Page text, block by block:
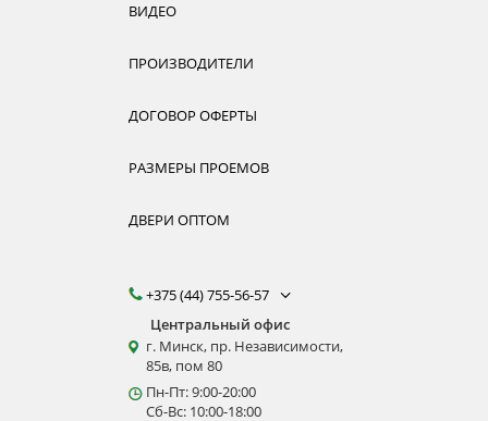
ВИДЕО
ПРОИЗВОДИТЕЛИ
ДОГОВОР ОФЕРТЫ
РАЗМЕРЫ ПРОЕМОВ
ДВЕРИ ОПТОМ
+375 (44) 755-56-57
Центральный офис
г. Минск, пр. Независимости,
85в, пом 80
Пн-Пт: 9:00-20:00
Сб-Вс: 10:00-18:00